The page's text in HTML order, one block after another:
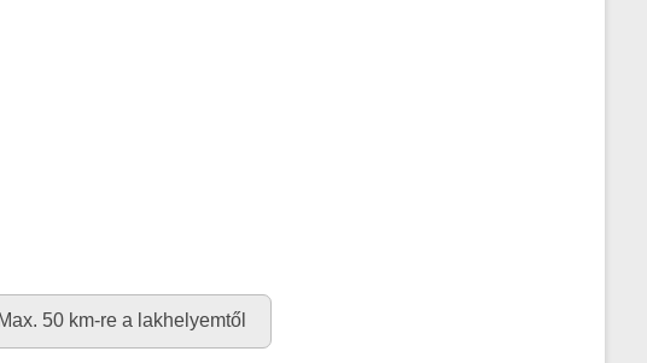
Max. 50 km-re a lakhelyemtől